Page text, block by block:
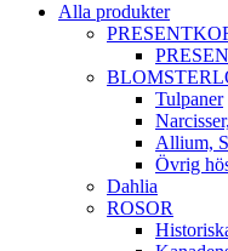
Alla produkter
Tulpaner
Allium,
Övrig
Dahlia
ROSOR